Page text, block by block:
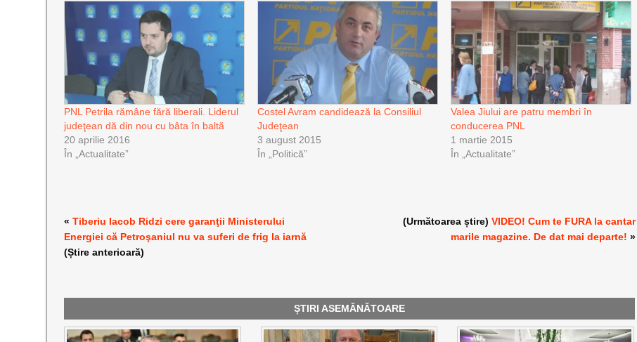
PNL Petrila rămâne fără liberali. Liderul
judeţean dă din nou cu bâta în baltă
20 aprilie 2016
În „Actualitate”
Costel Avram candidează la Consiliul
Judeţean
3 august 2015
În „Politică”
Valea Jiului are patru membri în
conducerea PNL
1 martie 2015
În „Actualitate”
«Tiberiu Iacob Ridzi cere garanţii Ministerului
Energiei că Petroşaniul nu va suferi de frig la iarnă
(Știre anterioară)
(Următoarea știre)VIDEO! Cum te FURA la cantar
marile magazine. De dat mai departe! »
ȘTIRI ASEMĂNĂTOARE